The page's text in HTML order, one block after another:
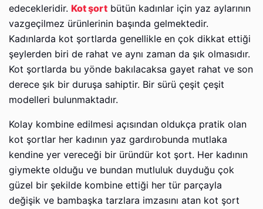
edecekleridir. Kot şort bütün kadınlar için yaz aylarının
vazgeçilmez ürünlerinin başında gelmektedir.
Kadınlarda kot şortlarda genellikle en çok dikkat ettiği
şeylerden biri de rahat ve aynı zaman da şık olmasıdır.
Kot şortlarda bu yönde bakılacaksa gayet rahat ve son
derece şık bir duruşa sahiptir. Bir sürü çeşit çeşit
modelleri bulunmaktadır.
Kolay kombine edilmesi açısından oldukça pratik olan
kot şortlar her kadının yaz gardırobunda mutlaka
kendine yer vereceği bir üründür kot şort. Her kadının
giymekte olduğu ve bundan mutluluk duyduğu çok
güzel bir şekilde kombine ettiği her tür parçayla
değişik ve bambaşka tarzlara imzasını atan kot şort